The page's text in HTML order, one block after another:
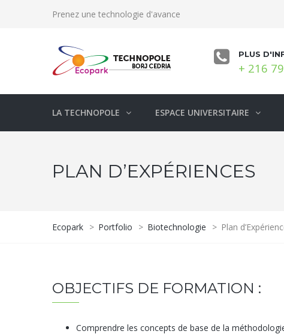
Prenez une technologie d'avance
PLUS
+ 216
LA TECHNOPOLE ESPACE UNIVERSITAIRE
PLAN D’EXPÉRIENCES
Ecopark > Portfolio > Biotechnologie > Plan
OBJECTIFS DE FORMATION :
Comprendre les concepts de base de la